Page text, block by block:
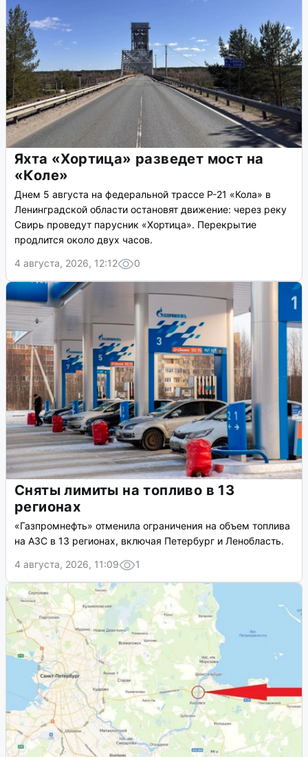
Яхта «Хортица» разведет мост на
«Коле»
Днем 5 августа на федеральной трассе Р-21 «Кола» в
Ленинградской области остановят движение: через реку
Свирь проведут парусник «Хортица». Перекрытие
продлится около двух часов.
4 августа, 2026, 12:12
0
Сняты лимиты на топливо в 13
регионах
«Газпромнефть» отменила ограничения на объем топлива
на АЗС в 13 регионах, включая Петербург и Ленобласть.
4 августа, 2026, 11:09
1